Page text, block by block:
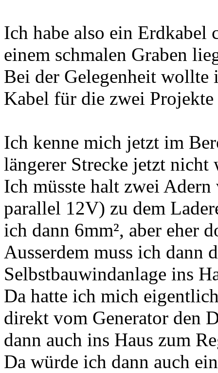
Ich habe also ein
einem schmalen Graben
Bei der Gelegenheit
Kabel für die zwei
Ich kenne mich jetzt im
längerer Strecke jetzt
Ich müsste halt zwei
parallel 12V) zu dem
ich dann 6mm², aber eher
Ausserdem muss ich dann
Selbstbauwindanlage ins
Da hatte ich mich
direkt vom Generator den
dann auch ins Haus zum
Da würde ich dann auch